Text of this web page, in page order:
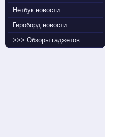
Нетбук новости
Гироборд новости
>>> Обзоры гаджетов